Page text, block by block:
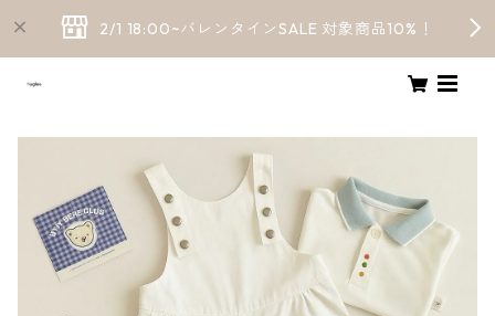
2/1 18:00~バレンタインSALE 対象商品10%！